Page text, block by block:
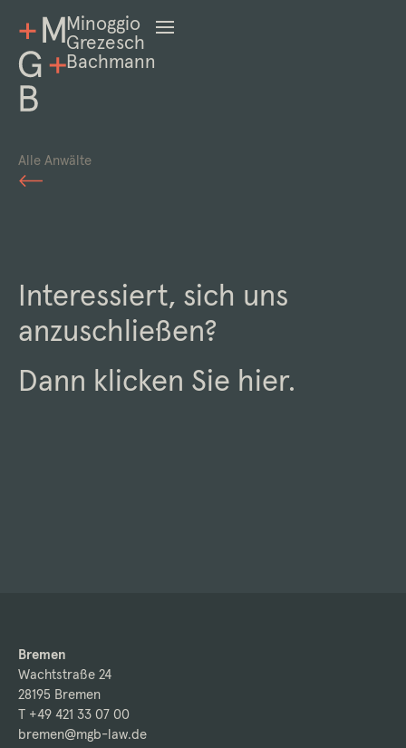
Minoggio
Grezesch
Bachmann
Alle Anwälte
Interessiert, sich uns
anzuschließen?
Dann klicken Sie hier.
Bremen
Wachtstraße 24
28195 Bremen
T +49 421 33 07 00
bremen@mgb-law.de